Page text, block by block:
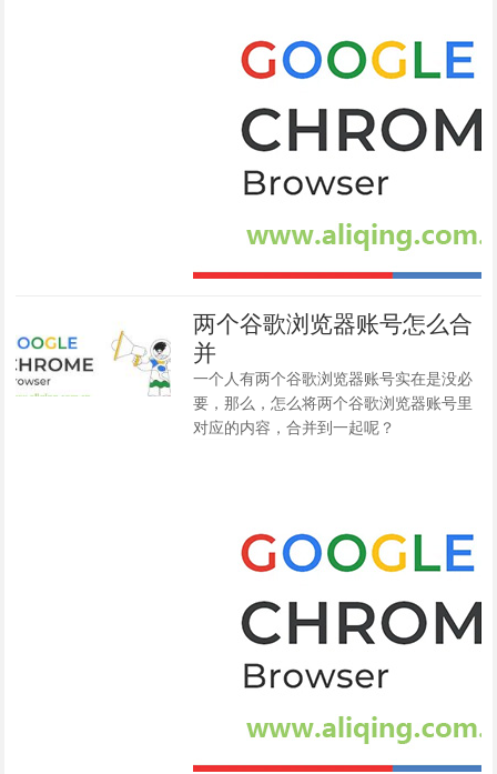
两个谷歌浏览器账号怎么合
并
一个人有两个谷歌浏览器账号实在是没必
要，那么，怎么将两个谷歌浏览器账号里
对应的内容，合并到一起呢？